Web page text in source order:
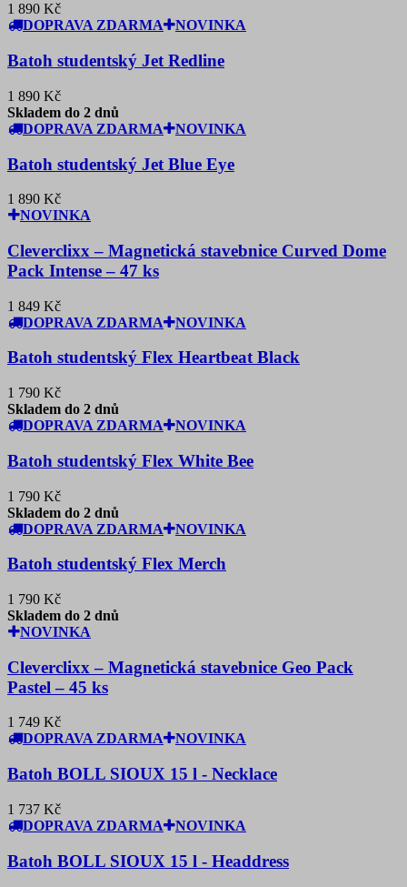
1 890 Kč
DOPRAVA ZDARMA
NOVINKA
Batoh studentský Jet Redline
1 890 Kč
Skladem do 2 dnů
DOPRAVA ZDARMA
NOVINKA
Batoh studentský Jet Blue Eye
1 890 Kč
NOVINKA
Cleverclixx – Magnetická stavebnice Curved Dome
Pack Intense – 47 ks
1 849 Kč
DOPRAVA ZDARMA
NOVINKA
Batoh studentský Flex Heartbeat Black
1 790 Kč
Skladem do 2 dnů
DOPRAVA ZDARMA
NOVINKA
Batoh studentský Flex White Bee
1 790 Kč
Skladem do 2 dnů
DOPRAVA ZDARMA
NOVINKA
Batoh studentský Flex Merch
1 790 Kč
Skladem do 2 dnů
NOVINKA
Cleverclixx – Magnetická stavebnice Geo Pack
Pastel – 45 ks
1 749 Kč
DOPRAVA ZDARMA
NOVINKA
Batoh BOLL SIOUX 15 l - Necklace
1 737 Kč
DOPRAVA ZDARMA
NOVINKA
Batoh BOLL SIOUX 15 l - Headdress